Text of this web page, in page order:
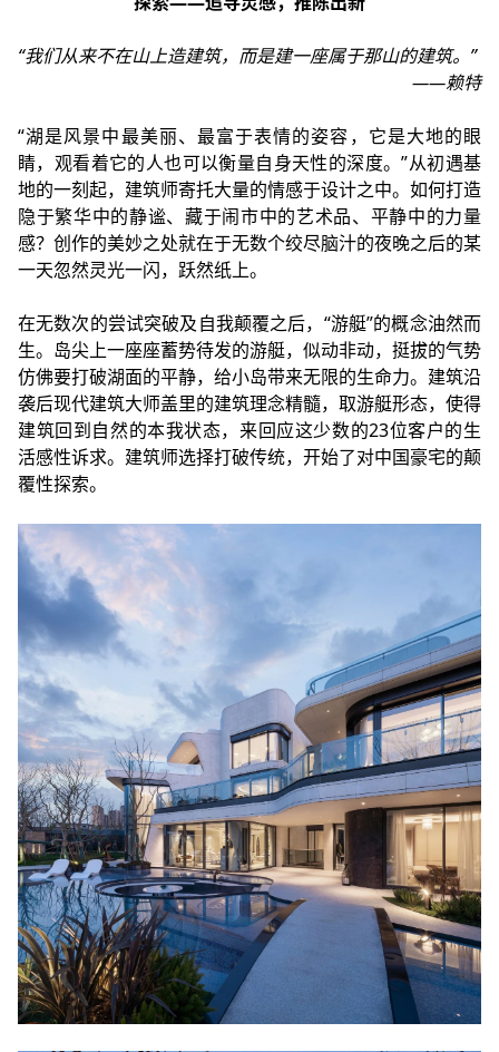
“我们从来不在山上造建筑，而是建一座属于那山的建筑。”
——赖特
“湖是风景中最美丽、最富于表情的姿容，它是大地的眼
睛，观看着它的人也可以衡量自身天性的深度。”从初遇基
地的一刻起，建筑师寄托大量的情感于设计之中。如何打造
隐于繁华中的静谧、藏于闹市中的艺术品、平静中的力量
感？创作的美妙之处就在于无数个绞尽脑汁的夜晚之后的某
一天忽然灵光一闪，跃然纸上。
在无数次的尝试突破及自我颠覆之后，“游艇”的概念油然而
生。岛尖上一座座蓄势待发的游艇，似动非动，挺拔的气势
仿佛要打破湖面的平静，给小岛带来无限的生命力。建筑沿
袭后现代建筑大师盖里的建筑理念精髓，取游艇形态，使得
建筑回到自然的本我状态，来回应这少数的23位客户的生
活感性诉求。建筑师选择打破传统，开始了对中国豪宅的颠
覆性探索。